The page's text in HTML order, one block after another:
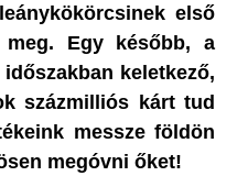
első
meg. Egy később, a
keletkező,
százmilliós kárt tud
messze földön
megóvni őket!